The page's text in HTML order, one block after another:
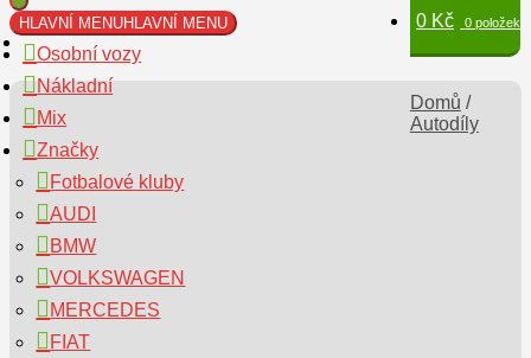
HLAVNÍ MENUHLAVNÍ MENU
Osobní vozy
Nákladní
Mix
Značky
Fotbalové kluby
AUDI
BMW
VOLKSWAGEN
MERCEDES
FIAT
0 Kč 0 položek
Domů /
Autodíly